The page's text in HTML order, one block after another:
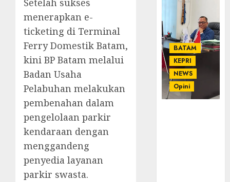
Setelah sukses
menerapkan e-
ticketing di Terminal
Ferry Domestik Batam,
kini BP Batam melalui
Badan Usaha
Pelabuhan melakukan
pembenahan dalam
pengelolaan parkir
kendaraan dengan
menggandeng
penyedia layanan
parkir swasta.
BATAM
KEPRI
NEWS
Opini